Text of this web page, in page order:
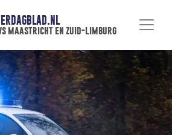
maastricht en zuid-limburg